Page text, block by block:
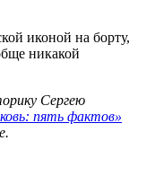
иконой на борту,
никакой
Сергею
пять фактов»